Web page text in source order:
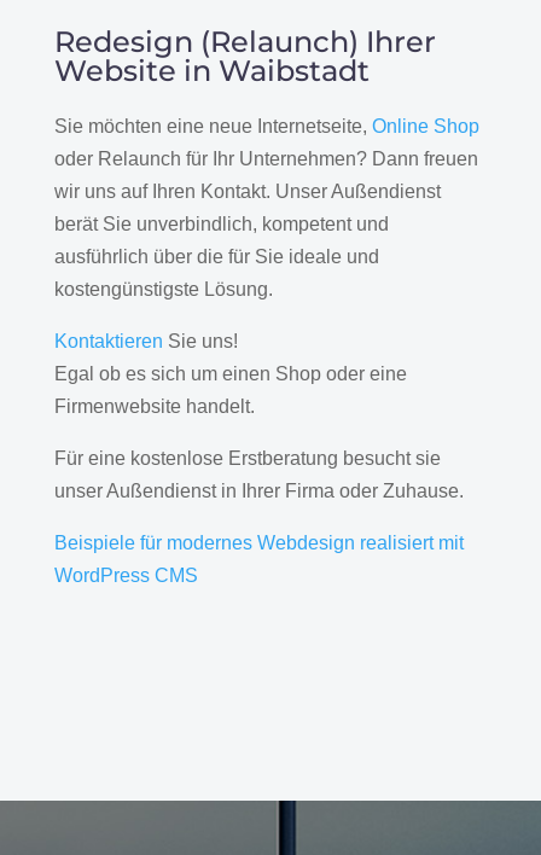
Redesign (Relaunch) Ihrer
Website in Waibstadt
Sie möchten eine neue Internetseite, Online Shop
oder Relaunch für Ihr Unternehmen? Dann freuen
wir uns auf Ihren Kontakt. Unser Außendienst
berät Sie unverbindlich, kompetent und
ausführlich über die für Sie ideale und
kostengünstigste Lösung.
Kontaktieren Sie uns!
Egal ob es sich um einen Shop oder eine
Firmenwebsite handelt.
Für eine kostenlose Erstberatung besucht sie
unser Außendienst in Ihrer Firma oder Zuhause.
Beispiele für modernes Webdesign realisiert mit
WordPress CMS